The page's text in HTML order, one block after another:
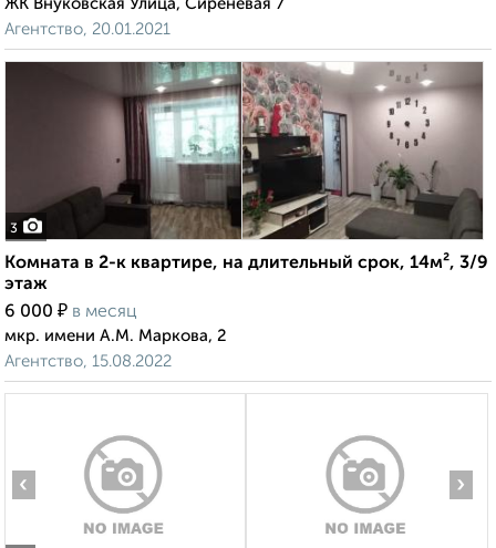
ЖК Внуковская Улица, Сиреневая 7
Агентство, 20.01.2021
3
Комната в 2-к квартире, на длительный срок, 14м², 3/9
этаж
6 000 ₽ в месяц
мкр. имени А.М. Маркова, 2
Агентство, 15.08.2022
‹ ›